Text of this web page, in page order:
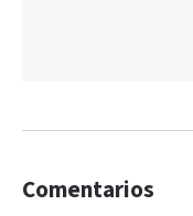
Comentarios